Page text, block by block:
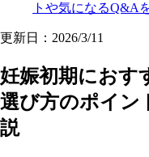
トや気になるQ&A
更新日：2026/3/11
妊娠初期におす
選び方のポイン
説